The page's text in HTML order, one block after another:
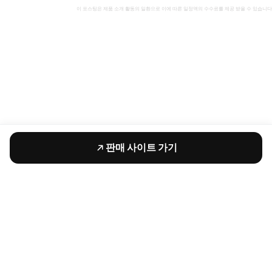
이 포스팅은 제품 소개 활동의 일환으로 이에 따른 일정액의 수수료를 제공 받을 수 있습니다
판매 사이트 가기